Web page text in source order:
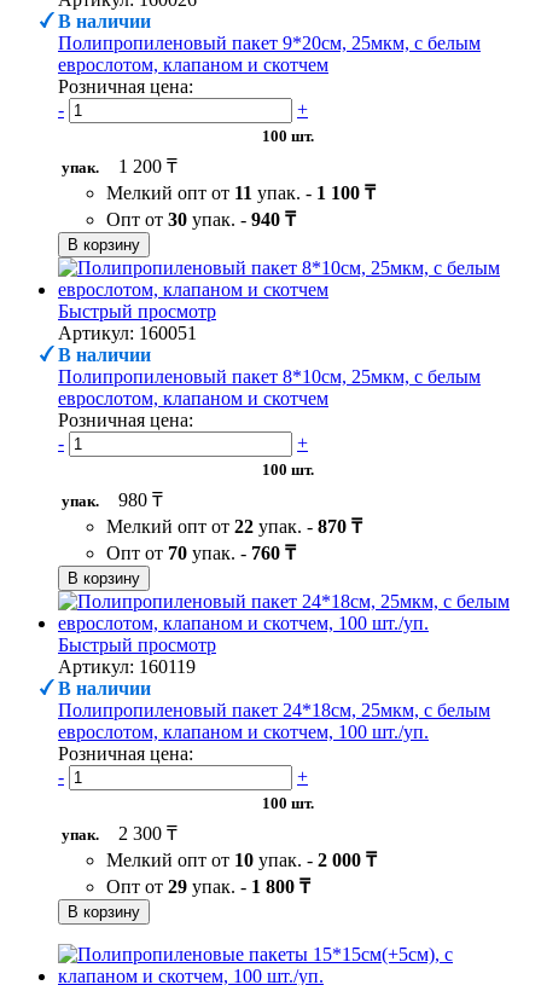
В наличии
Полипропиленовый пакет 9*20см, 25мкм, с белым
еврослотом, клапаном и скотчем
Розничная цена:
-
+
100 шт.
упак.
1 200 ₸
Мелкий опт от 11 упак. - 1 100 ₸
Опт от 30 упак. - 940 ₸
В корзину
Быстрый просмотр
Артикул: 160051
В наличии
Полипропиленовый пакет 8*10см, 25мкм, с белым
еврослотом, клапаном и скотчем
Розничная цена:
-
+
100 шт.
упак.
980 ₸
Мелкий опт от 22 упак. - 870 ₸
Опт от 70 упак. - 760 ₸
В корзину
Быстрый просмотр
Артикул: 160119
В наличии
Полипропиленовый пакет 24*18см, 25мкм, с белым
еврослотом, клапаном и скотчем, 100 шт./уп.
Розничная цена:
-
+
100 шт.
упак.
2 300 ₸
Мелкий опт от 10 упак. - 2 000 ₸
Опт от 29 упак. - 1 800 ₸
В корзину